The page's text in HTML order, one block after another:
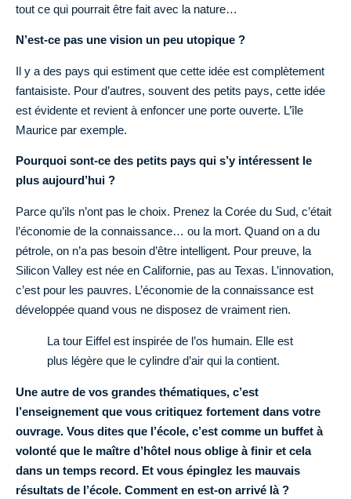
tout ce qui pourrait être fait avec la nature…
N’est-ce pas une vision un peu utopique ?
Il y a des pays qui estiment que cette idée est complètement
fantaisiste. Pour d’autres, souvent des petits pays, cette idée
est évidente et revient à enfoncer une porte ouverte. L’île
Maurice par exemple.
Pourquoi sont-ce des petits pays qui s’y intéressent le
plus aujourd’hui ?
Parce qu’ils n’ont pas le choix. Prenez la Corée du Sud, c’était
l’économie de la connaissance… ou la mort. Quand on a du
pétrole, on n’a pas besoin d’être intelligent. Pour preuve, la
Silicon Valley est née en Californie, pas au Texas. L’innovation,
c’est pour les pauvres. L’économie de la connaissance est
développée quand vous ne disposez de vraiment rien.
La tour Eiffel est inspirée de l’os humain. Elle est
plus légère que le cylindre d’air qui la contient.
Une autre de vos grandes thématiques, c’est
l’enseignement que vous critiquez fortement dans votre
ouvrage. Vous dites que l’école, c’est comme un buffet à
volonté que le maître d’hôtel nous oblige à finir et cela
dans un temps record. Et vous épinglez les mauvais
résultats de l’école. Comment en est-on arrivé là ?